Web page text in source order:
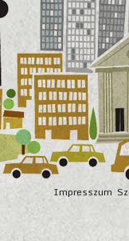
Impresszum